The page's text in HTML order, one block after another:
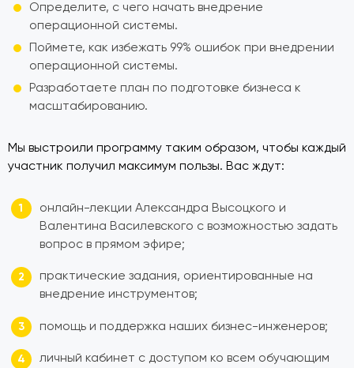
Определите, с чего начать внедрение
операционной системы.
Поймете, как избежать 99% ошибок при внедрении
операционной системы.
Разработаете план по подготовке бизнеса к
масштабированию.
Мы выстроили программу таким образом, чтобы каждый
участник получил максимум пользы. Вас ждут:
онлайн-лекции Александра Высоцкого и
Валентина Василевского с возможностью задать
вопрос в прямом эфире;
практические задания, ориентированные на
внедрение инструментов;
помощь и поддержка наших бизнес-инженеров;
личный кабинет с доступом ко всем обучающим